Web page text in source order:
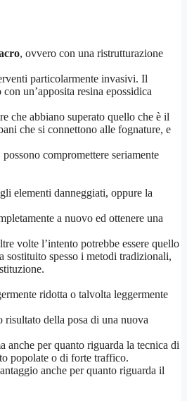
, ovvero con una ristrutturazione
particolarmente invasivi. Il
un’apposita resina epossidica
che abbiano superato quello che è il
che si connettono alle fognature, e
compromettere seriamente
elementi danneggiati, oppure la
a nuovo ed ottenere una
volte l’intento potrebbe essere quello
sostituito spesso i metodi tradizionali,
ridotta o talvolta leggermente
risultato della posa di una nuova
anche per quanto riguarda la tecnica di
popolate o di forte traffico.
anche per quanto riguarda il